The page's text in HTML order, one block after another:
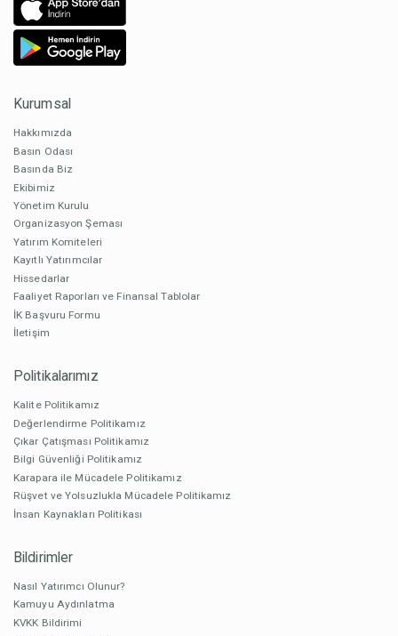
Kurumsal
Hakkımızda
Basın Odası
Basında Biz
Ekibimiz
Yönetim Kurulu
Organizasyon Şeması
Yatırım Komiteleri
Kayıtlı Yatırımcılar
Hissedarlar
Faaliyet Raporları ve Finansal Tablolar
İK Başvuru Formu
İletişim
Politikalarımız
Kalite Politikamız
Değerlendirme Politikamız
Çıkar Çatışması Politikamız
Bilgi Güvenliği Politikamız
Karapara ile Mücadele Politikamız
Rüşvet ve Yolsuzlukla Mücadele Politikamız
İnsan Kaynakları Politikası
Bildirimler
Nasıl Yatırımcı Olunur?
Kamuyu Aydınlatma
KVKK Bildirimi